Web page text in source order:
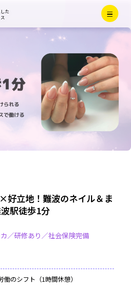
た
Menu
Close
好立地！難波のネイル＆ま
駅徒歩1分
／研修あり／社会保険完備
のシフト（1時間休憩）